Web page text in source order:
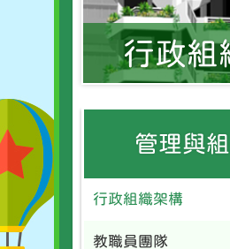
行政組
管理與
行政組織架構
教職員團隊